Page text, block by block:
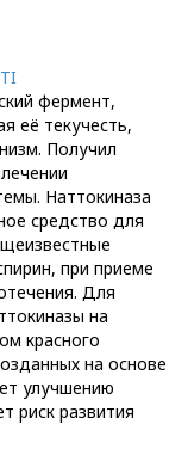
фермент,
её текучесть,
Получил
Наттокиназа
средство для
при приеме
Для
на
красного
на основе
улучшению
риск развития